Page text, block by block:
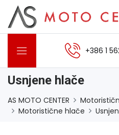
+386 1
Usnjene hlače
AS MOTO CENTER
Motoristične hlače